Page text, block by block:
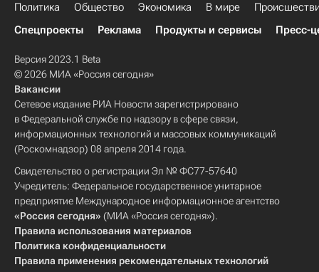
Политика Общество Экономика В мире
Спецпроекты
Реклама Продукты и сервисы Пресс-
Версия 2023.1 Beta
© 2026 МИА «Россия сегодня»
Вакансии
Сетевое издание РИА Новости зарегистрировано
в Федеральной службе по надзору в сфере связи,
информационных технологий и массовых коммуникаций
(Роскомнадзор) 08 апреля 2014 года.
Свидетельство о регистрации Эл № ФС77-57640
Учредитель: Федеральное государственное унитарное
предприятие Международное информационное агентство
«Россия сегодня» (МИА «Россия сегодня»).
Правила использования материалов
Политика конфиденциальности
Правила применения рекомендательных технологий